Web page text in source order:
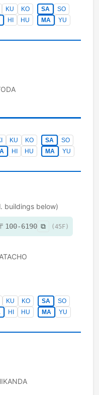
KU KO SA
SO
HI HU MA
YU
KU KO SA
SO
HI HU MA
YU
buildings below)
100-6190 ⧉ (45 F)
KU KO SA
SO
HI HU MA
YU